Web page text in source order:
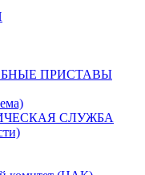
ПРИСТАВЫ
СЛУЖБА